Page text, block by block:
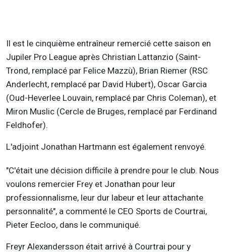
Il est le cinquième entraîneur remercié cette saison en
Jupiler Pro League après Christian Lattanzio (Saint-
Trond, remplacé par Felice Mazzù), Brian Riemer (RSC
Anderlecht, remplacé par David Hubert), Oscar Garcia
(Oud-Heverlee Louvain, remplacé par Chris Coleman), et
Miron Muslic (Cercle de Bruges, remplacé par Ferdinand
Feldhofer).
L'adjoint Jonathan Hartmann est également renvoyé.
"C'était une décision difficile à prendre pour le club. Nous
voulons remercier Frey et Jonathan pour leur
professionnalisme, leur dur labeur et leur attachante
personnalité", a commenté le CEO Sports de Courtrai,
Pieter Eecloo, dans le communiqué.
Freyr Alexandersson était arrivé à Courtrai pour y